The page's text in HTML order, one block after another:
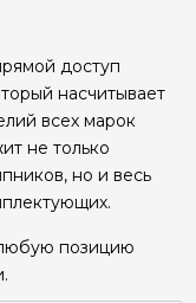
доступ
насчитывает
всех марок
не только
но и весь
позицию